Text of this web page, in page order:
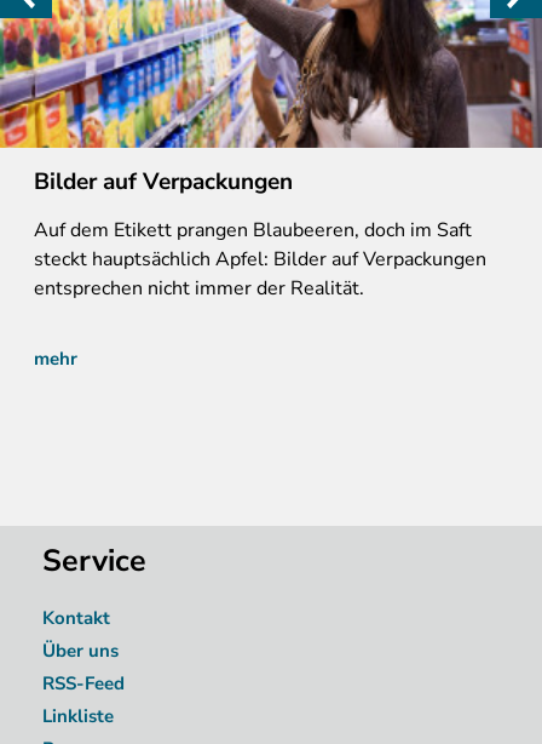
Bilder auf Verpackungen
Aufdem Etikett prangen Blaubeeren, doch im Saft
steckt hauptsächlich Apfel: Bilder auf Verpackungen
entsprechen nicht immer der Realität.
mehr
Service
Kontakt
Über uns
RSS-Feed
Linkliste